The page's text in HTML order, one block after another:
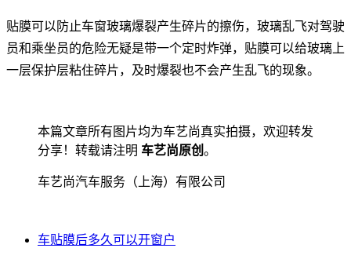
贴膜可以防止车窗玻璃爆裂产生碎片的擦伤，玻璃乱飞对驾驶
员和乘坐员的危险无疑是带一个定时炸弹，贴膜可以给玻璃上
一层保护层粘住碎片，及时爆裂也不会产生乱飞的现象。
本篇文章所有图片均为车艺尚真实拍摄，欢迎转发
分享！转载请注明 车艺尚原创 。
车艺尚汽车服务（上海）有限公司
车贴膜后多久可以开窗户